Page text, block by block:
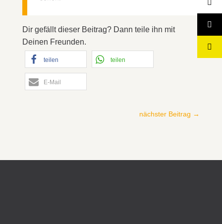
Dir gefällt dieser Beitrag? Dann teile ihn mit
Deinen Freunden.
teilen teilen
E-Mail
nächster Beitrag →